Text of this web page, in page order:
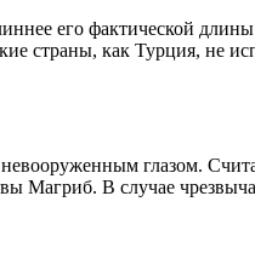
его фактической
страны, как Турция, не
глазом.
Магриб. В случае